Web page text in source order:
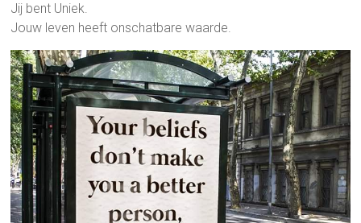
Jij bent Uniek.
Jouw leven heeft onschatbare waarde.